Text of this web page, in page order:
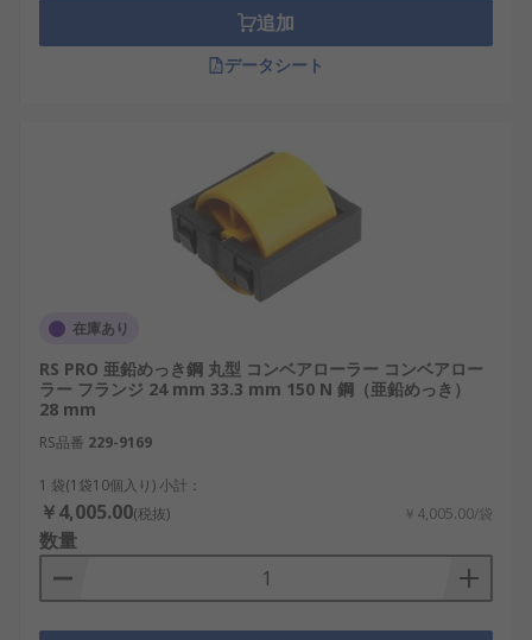
追加
データシート
在庫あり
RS PRO 亜鉛めっき鋼 丸型 コンベアローラー コンベアロー
ラー フランジ 24 mm 33.3 mm 150 N 鋼（亜鉛めっき）
28 mm
RS品番 229-9169
1 袋(1袋10個入り) 小計：
￥4,005.00(税抜) ￥4,005.00/袋
数量